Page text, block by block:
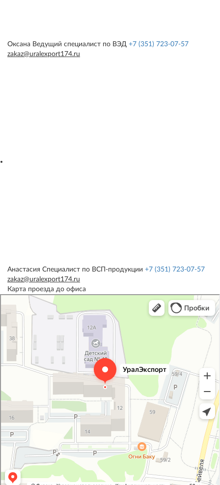
Оксана Ведущий специалист по ВЭД +7 (351) 723-07-57
zakaz@uralexport174.ru
Анастасия Специалист по ВСП-продукции +7 (351) 723-07-57
zakaz@uralexport174.ru
Карта проезда до офиса
УралЭкспорт
Железнодорожная техника и оборудование в Челябинске